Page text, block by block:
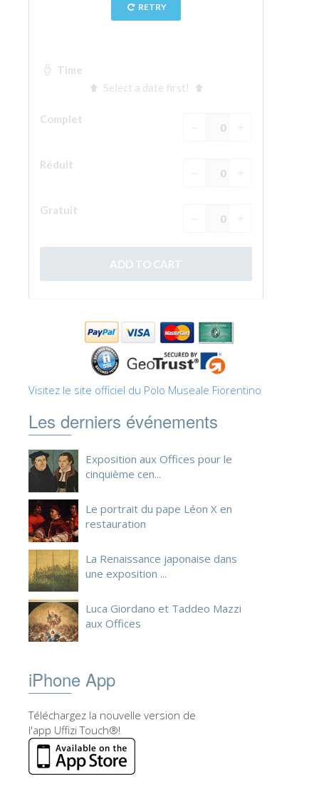
la Basilique de Santa Croce
Les billets coupe-file
Visitez le site officiel du Polo Museale Fiorentino
Les derniers événements
Exposition aux Offices pour le
cinquième cen...
Le portrait du pape Léon X en
restauration
La Renaissance japonaise dans
une exposition ...
Luca Giordano et Taddeo Mazzi
aux Offices
iPhone App
Téléchargez la nouvelle version de
l'app Uffizi Touch®!